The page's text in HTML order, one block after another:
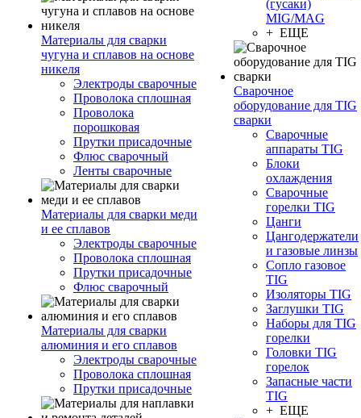
Материалы для сварки
чугуна и сплавов на основе
никеля
Электроды сварочные
Проволока сплошная
Проволока
порошковая
Прутки присадочные
Флюс сварочный
Ленты сварочные
Материалы для сварки меди
и ее сплавов
Электроды сварочные
Проволока сплошная
Прутки присадочные
Флюс сварочный
Материалы для сварки
алюминия и его сплавов
Электроды сварочные
Проволока сплошная
Прутки присадочные
(гусаки)
MIG/MAG
+ ЕЩЕ
Сварочное
оборудование для TIG
сварки
Сварочные
аппараты TIG
Блоки
охлаждения
Сварочные
горелки TIG
Цанги
Цангодержатели
и газовые линзы
Сопло газовое
TIG
Изоляторы TIG
Заглушки TIG
Наборы для TIG
горелки
Головки TIG
горелок
Запасные части
TIG
+ ЕЩЕ